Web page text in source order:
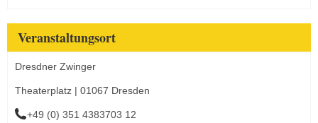
Veranstaltungsort
Dresdner Zwinger
Theaterplatz | 01067 Dresden
+49 (0) 351 4383703 12